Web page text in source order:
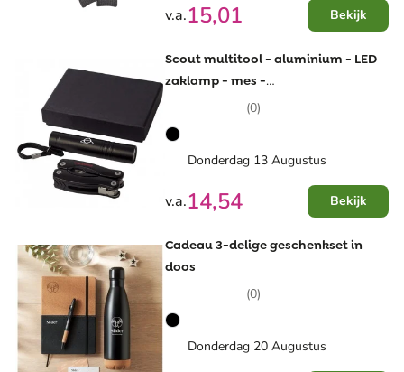
v.a.15,01 Bekijk
Scout multitool - aluminium - LED
zaklamp - mes -
geschenksverpakking
(0)
Donderdag 13 Augustus
v.a.14,54 Bekijk
Cadeau 3-delige geschenkset in
doos
(0)
Donderdag 20 Augustus